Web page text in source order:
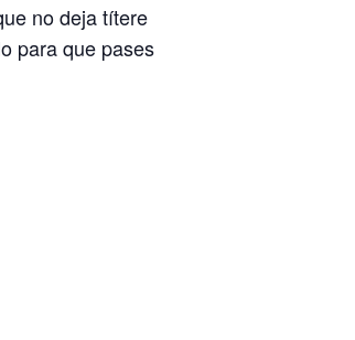
no deja títere
para que pases